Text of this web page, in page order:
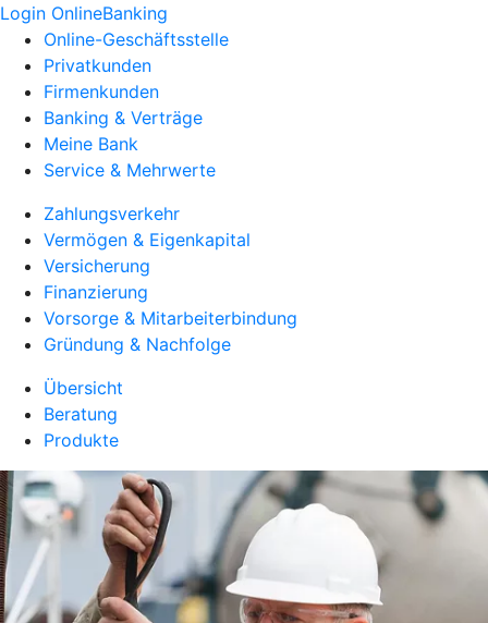
Login OnlineBanking
Online-Geschäftsstelle
Privatkunden
Firmenkunden
Banking & Verträge
Meine Bank
Service & Mehrwerte
Zahlungsverkehr
Vermögen & Eigenkapital
Versicherung
Finanzierung
Vorsorge & Mitarbeiterbindung
Gründung & Nachfolge
Übersicht
Beratung
Produkte